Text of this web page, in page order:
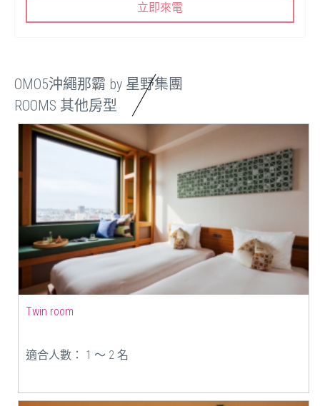
立即來電
OMO5沖繩那霸 by 星野集團
ROOMS 其他房型
Twin room
適合人數： 1 ～ 2 名